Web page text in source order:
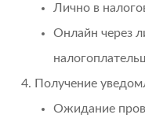
Лично в
Онлайн через
Получение
Ожидание